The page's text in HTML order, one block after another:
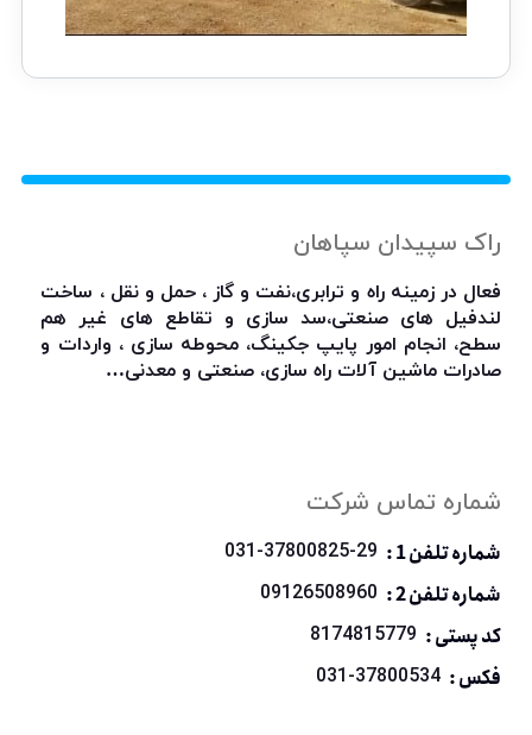
راک سپیدان سپاهان
فعال در زمینه راه و ترابری،نفت و گاز ، حمل و نقل ، ساخت
لندفیل های صنعتی،سد سازی و تقاطع های غیر هم
سطح، انجام امور پایپ جکینگ، محوطه سازی ، واردات و
صادرات ماشین آلات راه سازی، صنعتی و معدنی…
شماره تماس شرکت
شماره تلفن 1 : 031-37800825-29
شماره تلفن 2 : 09126508960
کد پستی : 8174815779
فکس : 031-37800534